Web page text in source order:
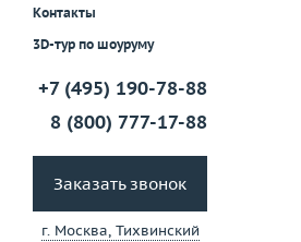
Контакты
3D-тур по шоуруму
+7 (495) 190-78-88
8 (800) 777-17-88
Заказать звонок
г. Москва, Тихвинский